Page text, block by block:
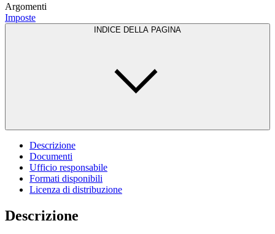
Argomenti
Imposte
INDICE DELLA PAGINA
Descrizione
Documenti
Ufficio responsabile
Formati disponibili
Licenza di distribuzione
Descrizione